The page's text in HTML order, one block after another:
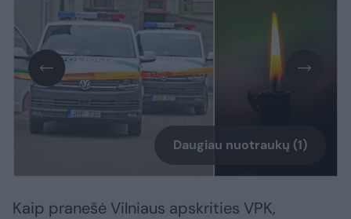
Daugiau nuotraukų (1)
Kaip pranešė Vilniaus apskrities VPK,